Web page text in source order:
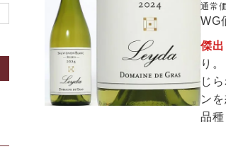
通常
WG
傑
り
じ
ン
品